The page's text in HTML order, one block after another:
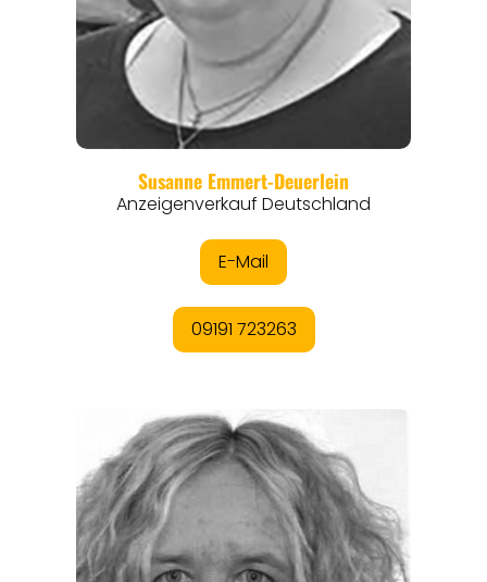
REGIONEN
ORTE
EVENTS
REISEFÜHRER
REISEMAGAZINE
THEMEN
ANGEBOTE